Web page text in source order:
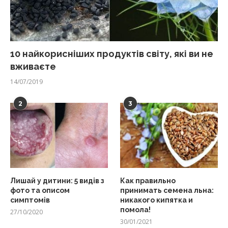
10 найкорисніших продуктів світу, які ви не
вживаєте
14/07/2019
2
Лишай у дитини: 5 видів з
фото та описом
симптомів
27/10/2020
3
Как правильно
принимать семена льна:
никакого кипятка и
помола!
30/01/2021